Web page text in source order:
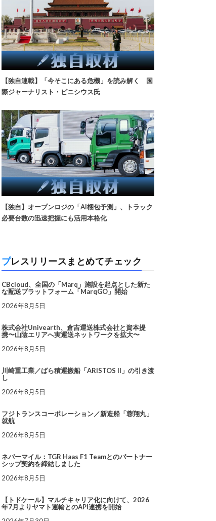
【独自連載】「今そこにある危機」を読み解く 国
際ジャーナリスト・ビニシウス氏
【独自】オープンロジの「AI梱包予測」、トラック
必要台数の迅速把握にも活用本格化
プレスリリースまとめてチェック
CBcloud、全国の「Marq」施設を起点とした新た
な配送プラットフォーム「MarqGO」開始
2026年8月5日
株式会社Univearth、倉吉運送株式会社と資本提
携〜山陰エリアへ実運送ネットワークを拡大〜
2026年8月5日
川崎重工業／ばら積運搬船「ARISTOS II」の引き渡
し
2026年8月5日
フジトランスコーポレーション／新造船「蓉翔丸」
就航
2026年8月5日
ネバーマイル：TGR Haas F1 Teamとのパートナー
シップ契約を締結しました
2026年8月5日
【トドケール】マルチキャリア化に向けて、2026
年7月よりヤマト運輸とのAPI連携を開始